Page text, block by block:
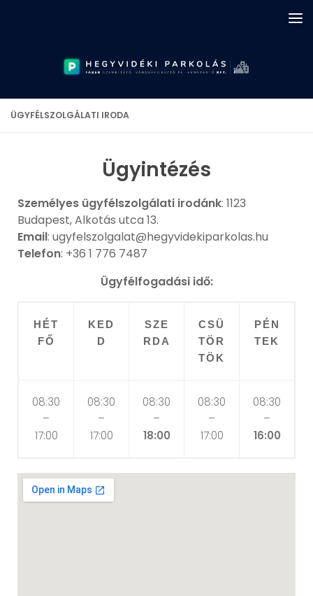
ÜGYFÉLSZOLGÁLATI IRODA
Ügyintézés
Személyes ügyfélszolgálati irodánk: 1123
Budapest, Alkotás utca 13.
Email: ugyfelszolgalat@hegyvidekiparkolas.hu
Telefon: +36 1 776 7487
Ügyfélfogadási idő:
HÉT
FŐ
KED
D
SZE
RDA
CSÜ
TÖR
TÖK
PÉN
TEK
08:30
–
17:00
08:30
–
17:00
08:30
–
18:00
08:30
–
17:00
08:30
–
16:00